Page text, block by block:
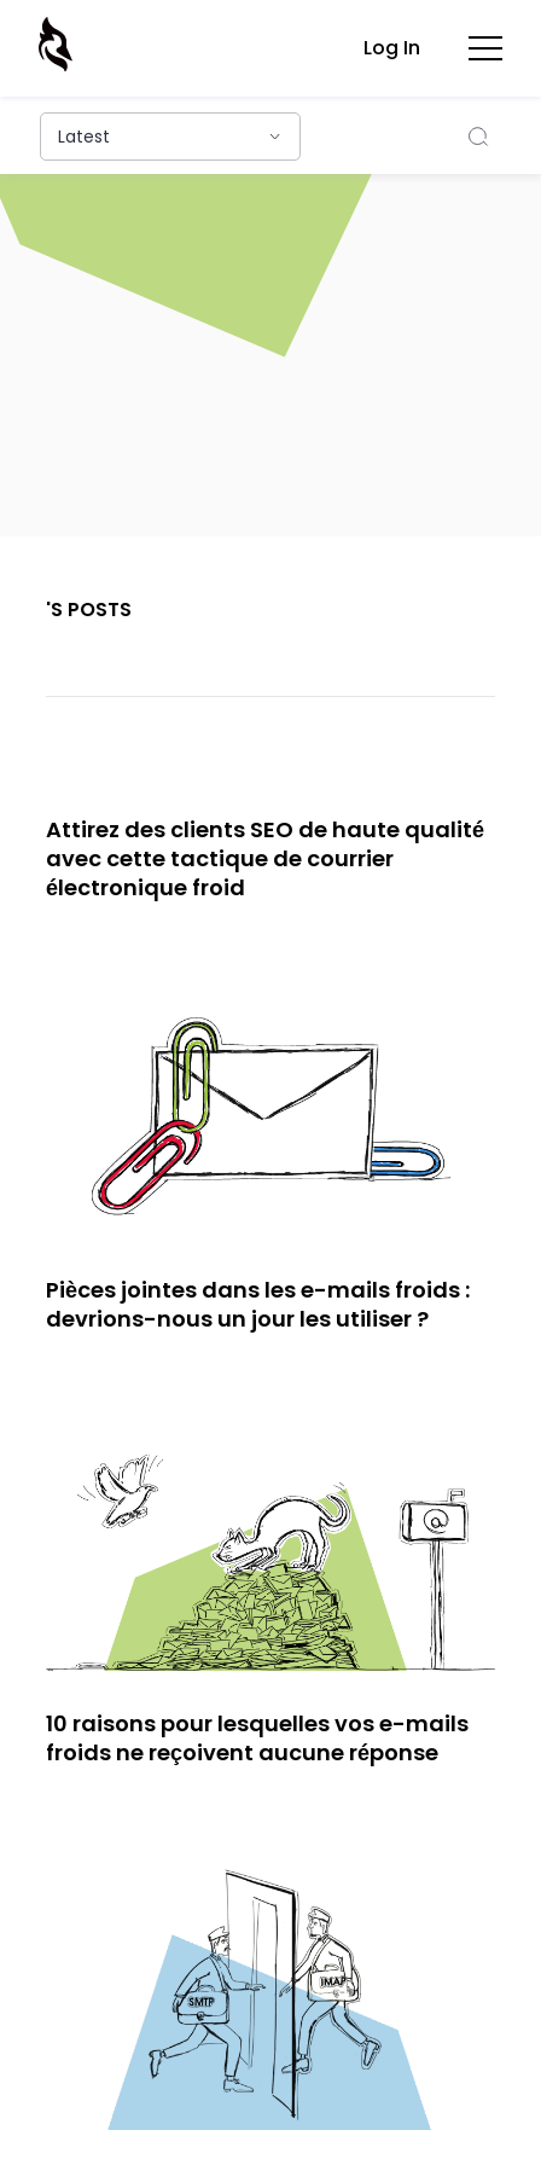
Log In
Latest
'S POSTS
Attirez des clients SEO de haute qualité
avec cette tactique de courrier
électronique froid
Pièces jointes dans les e-mails froids :
devrions-nous un jour les utiliser ?
10 raisons pour lesquelles vos e-mails
froids ne reçoivent aucune réponse